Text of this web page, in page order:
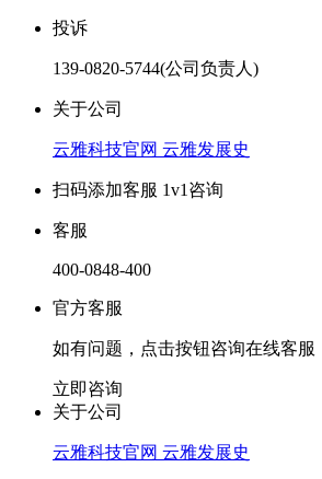
投诉
139-0820-5744(公司负责人)
关于公司
云雅科技官网 云雅发展史
扫码添加客服 1v1咨询
客服
400-0848-400
官方客服
如有问题，点击按钮咨询在线客服
立即咨询
关于公司
云雅科技官网 云雅发展史